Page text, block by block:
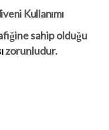
Kullanımı
sahip olduğu
zorunludur.